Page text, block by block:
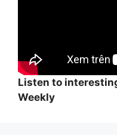
Listen to
Weekly